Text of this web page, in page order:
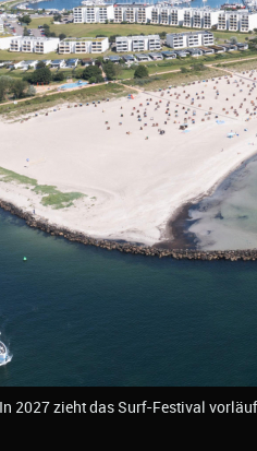
In 2027 zieht das Surf-Festival